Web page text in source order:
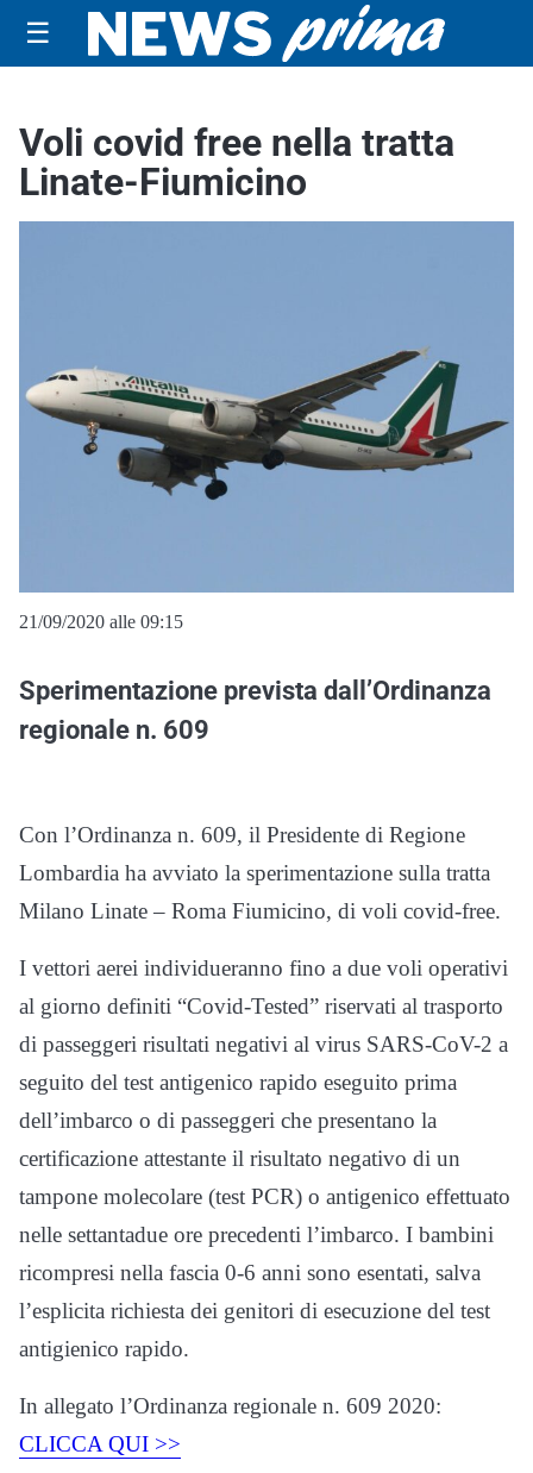
☰
Voli covid free nella tratta
Linate-Fiumicino
21/09/2020 alle 09:15
Sperimentazione prevista dall’Ordinanza
regionale n. 609
Con l’Ordinanza n. 609, il Presidente di Regione
Lombardia ha avviato la sperimentazione sulla tratta
Milano Linate – Roma Fiumicino, di voli covid-free.
I vettori aerei individueranno fino a due voli operativi
al giorno definiti “Covid-Tested” riservati al trasporto
di passeggeri risultati negativi al virus SARS-CoV-2 a
seguito del test antigenico rapido eseguito prima
dell’imbarco o di passeggeri che presentano la
certificazione attestante il risultato negativo di un
tampone molecolare (test PCR) o antigenico effettuato
nelle settantadue ore precedenti l’imbarco. I bambini
ricompresi nella fascia 0-6 anni sono esentati, salva
l’esplicita richiesta dei genitori di esecuzione del test
antigienico rapido.
In allegato l’Ordinanza regionale n. 609 2020:
CLICCA QUI >>